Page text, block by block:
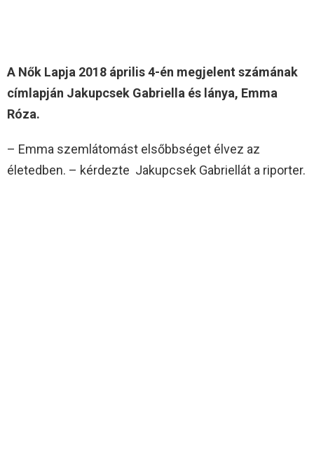
A Nők Lapja 2018 április 4-én megjelent számának
címlapján Jakupcsek Gabriella és lánya, Emma
Róza.
– Emma szemlátomást elsőbbséget élvez az
életedben. – kérdezte Jakupcsek Gabriellát a riporter.